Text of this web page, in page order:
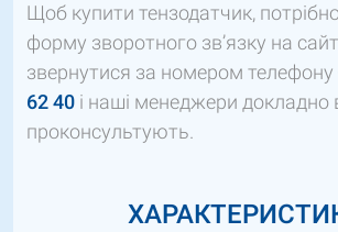
Щоб купити тензодатчик,
форму зворотного зв’язку на
звернутися за номером телефону
62 40 і наші менеджери докладно
проконсультують.